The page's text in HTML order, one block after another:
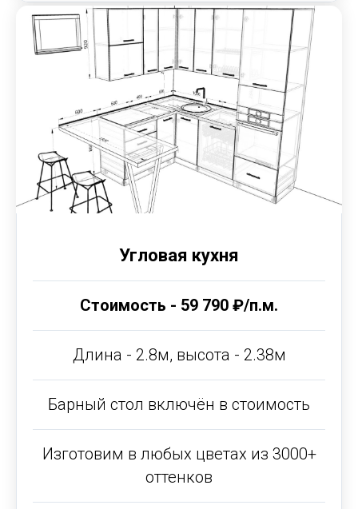
Угловая кухня
Стоимость - 59 790 ₽/п.м.
Длина - 2.8м, высота - 2.38м
Барный стол включён в стоимость
Изготовим в любых цветах из 3000+
оттенков